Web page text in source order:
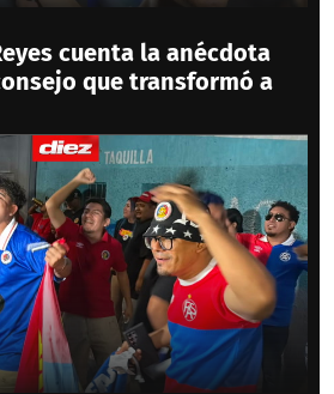
cuenta la anécdota
que transformó a